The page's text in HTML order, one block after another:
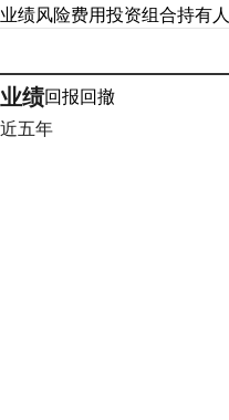
业绩风险费用投资组合持有人
业绩回报回撤
近五年